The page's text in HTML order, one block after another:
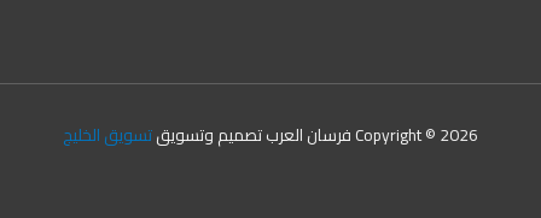
Copyright © 2026 فرسان العرب تصميم وتسويق تسويق الخليج